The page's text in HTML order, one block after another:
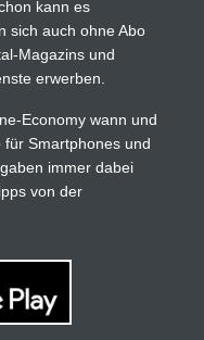
kann es
sich auch ohne Abo
Magazins und
erwerben.
Economy wann und
für Smartphones und
immer dabei
von der